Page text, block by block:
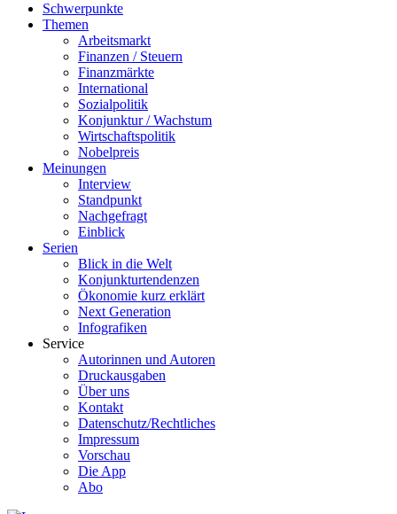
Schwerpunkte
Themen
Arbeitsmarkt
Finanzen / Steuern
Finanzmärkte
International
Sozialpolitik
Konjunktur / Wachstum
Wirtschaftspolitik
Nobelpreis
Meinungen
Interview
Standpunkt
Nachgefragt
Einblick
Serien
Blick in die Welt
Konjunkturtendenzen
Ökonomie kurz erklärt
Next Generation
Infografiken
Service
Autorinnen und Autoren
Druckausgaben
Über uns
Kontakt
Datenschutz/Rechtliches
Impressum
Vorschau
Die App
Abo